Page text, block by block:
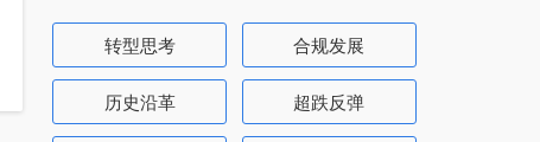
转型思考 合规发展
历史沿革 超跌反弹